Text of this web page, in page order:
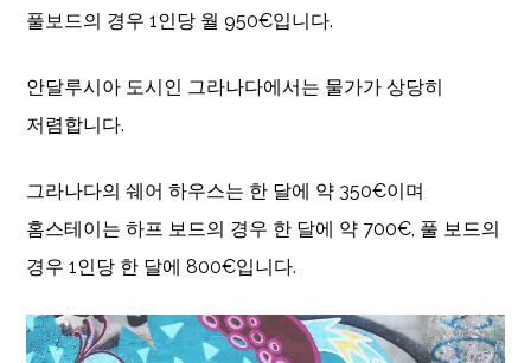
풀보드의 경우 1인당 월 950€입니다.
안달루시아 도시인 그라나다에서는 물가가 상당히
저렴합니다.
그라나다의 쉐어 하우스는 한 달에 약 350€이며
홈스테이는 하프 보드의 경우 한 달에 약 700€, 풀 보드의
경우 1인당 한 달에 800€입니다.